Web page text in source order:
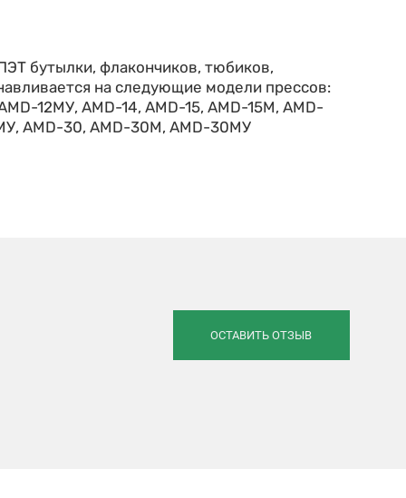
бутылки, флакончиков, тюбиков,
на следующие модели прессов:
12МУ, AMD-14, AMD-15, AMD-15М, AMD-
AMD-30, AMD-30М, AMD-30МУ
ОСТАВИТЬ ОТЗЫВ